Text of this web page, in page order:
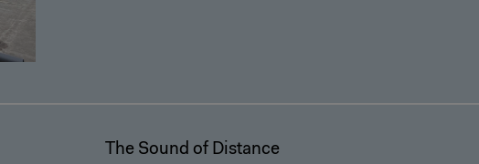
The Sound of Distance